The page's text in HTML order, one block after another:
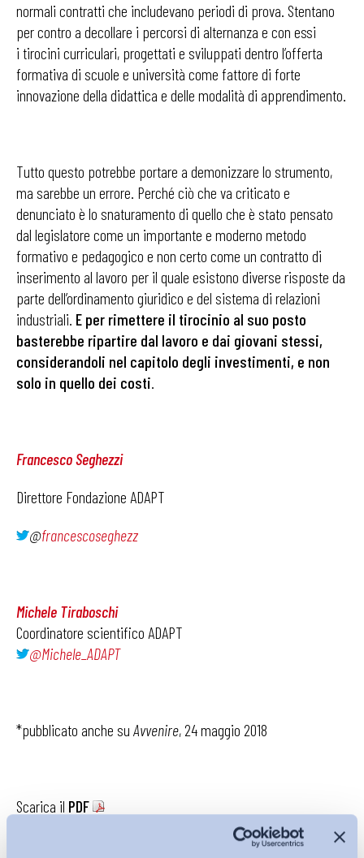
normali contratti che includevano periodi di prova. Stentano
per contro a decollare i percorsi di alternanza e con essi
i tirocini curriculari, progettati e sviluppati dentro l’offerta
formativa di scuole e università come fattore di forte
innovazione della didattica e delle modalità di apprendimento.
Tutto questo potrebbe portare a demonizzare lo strumento,
ma sarebbe un errore. Perché ciò che va criticato e
denunciato è lo snaturamento di quello che è stato pensato
dal legislatore come un importante e moderno metodo
formativo e pedagogico e non certo come un contratto di
inserimento al lavoro per il quale esistono diverse risposte da
parte dell’ordinamento giuridico e del sistema di relazioni
industriali. E per rimettere il tirocinio al suo posto
basterebbe ripartire dal lavoro e dai giovani stessi,
considerandoli nel capitolo degli investimenti, e non
solo in quello dei costi.
Francesco Seghezzi
Direttore Fondazione ADAPT
@francescoseghezz
Michele Tiraboschi
Coordinatore scientifico ADAPT
@Michele_ADAPT
*pubblicato anche su Avvenire, 24 maggio 2018
Scarica il PDF